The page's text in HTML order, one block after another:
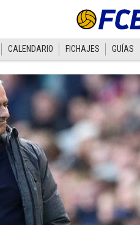
CALENDARIO FICHAJES GUÍAS